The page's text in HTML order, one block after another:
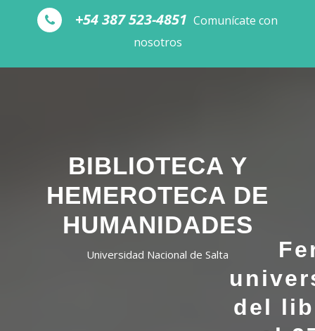
Skip to the content
+54 387 523-4851 Comunícate con
nosotros
BIBLIOTECA Y
HEMEROTECA DE
HUMANIDADES
Universidad Nacional de Salta
del